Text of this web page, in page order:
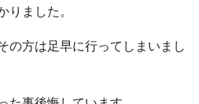
りました。
の方は足早に行ってしまいまし